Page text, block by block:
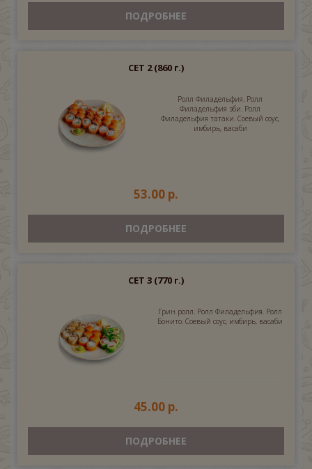
ПОДРОБНЕЕ
СЕТ 2(860 г.)
Ролл Филадельфия. Ролл
Филадельфия эби. Ролл
Филадельфия татаки. Соевый соус,
имбирь, васаби
53.00 р.
ПОДРОБНЕЕ
СЕТ 3 (770 г.)
Грин ролл. Ролл Филадельфия. Ролл
Бонито. Соевый соус, имбирь, васаби
45.00 р.
ПОДРОБНЕЕ